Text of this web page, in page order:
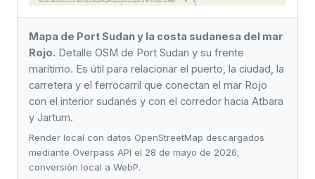
Mapa de Port Sudan y la costa sudanesa del mar
Rojo. Detalle OSM de Port Sudan y su frente
marítimo. Es útil para relacionar el puerto, la ciudad, la
carretera y el ferrocarril que conectan el mar Rojo
con el interior sudanés y con el corredor hacia Atbara
y Jartum.
Render local con datos OpenStreetMap descargados
mediante Overpass API el 28 de mayo de 2026;
conversión local a WebP.